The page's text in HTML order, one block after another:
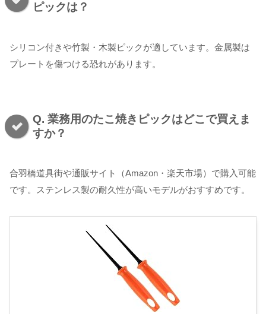
ピックは？
シリコン付きや竹製・木製ピックが適しています。金属製は
プレートを傷つける恐れがあります。
Q. 業務用のたこ焼きピックはどこで買えま
すか？
合羽橋道具街や通販サイト（Amazon・楽天市場）で購入可能
です。ステンレス製の耐久性が高いモデルがおすすめです。